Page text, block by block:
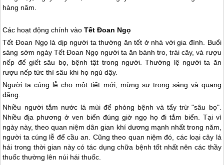
hàng năm.
Các hoạt động chính vàoTết Đoan Ngọ
Tết Đoan Ngọ là dịp người ta thường ăn tết ở nhà với gia đình. Buổi
sáng sớm ngày Tết Đoan Ngọ người ta ăn bánh tro, trái cây, và rượu
nếp để giết sâu bọ, bệnh tật trong người. Thường lệ người ta ăn
rượu nếp tức thì sâu khi họ ngủ dậy.
Người ta cúng lễ cho một tiết mới, mừng sự trong sáng và quang
đãng.
Nhiều người tắm nước lá mùi để phòng bệnh và tẩy trừ "sâu bọ".
Nhiều địa phương ở ven biển đúng giờ ngọ họ đi tắm biển. Tại vì
ngày này, theo quan niệm dân gian khí dương mạnh nhất trong năm,
người ta cúng lễ để cầu an. Cũng theo quan niệm đó, các loại cây lá
hái trong thời gian này có tác dụng chữa bệnh tốt nhất nên các thầy
thuốc thường lên núi hái thuốc.